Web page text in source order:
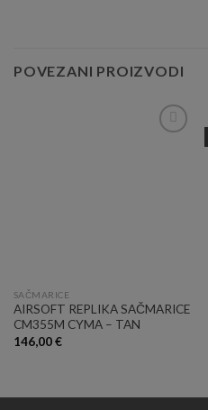
POVEZANI PROIZVODI
SAČMARICE
AIRSOFT REPLIKA SAČMARICE
CM355M CYMA – TAN
146,00€